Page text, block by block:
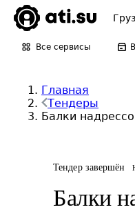
Все сервисы
Главная
Тендеры
Балки
Тендер завершён
Балки